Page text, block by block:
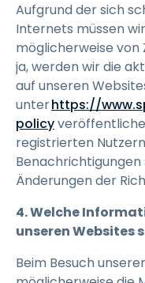
Aufgrund der sich
Internets müssen
möglicherweise von
ja, werden wir die
auf unseren
unterhttps://
policy
registrierten
Benachrichtigungen
Änderungen der
4. Welche
unseren Websites
Beim Besuch